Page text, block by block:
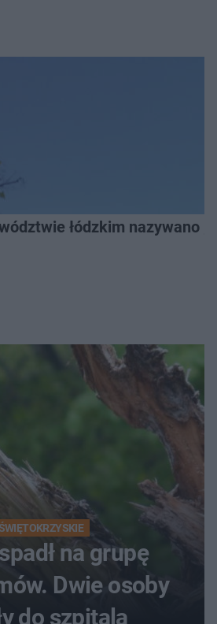
łódzkim nazywano
na grupę
Dwie osoby
do szpitala